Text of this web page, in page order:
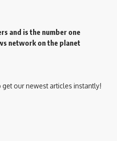
and is the number one
network on the planet
our newest articles instantly!